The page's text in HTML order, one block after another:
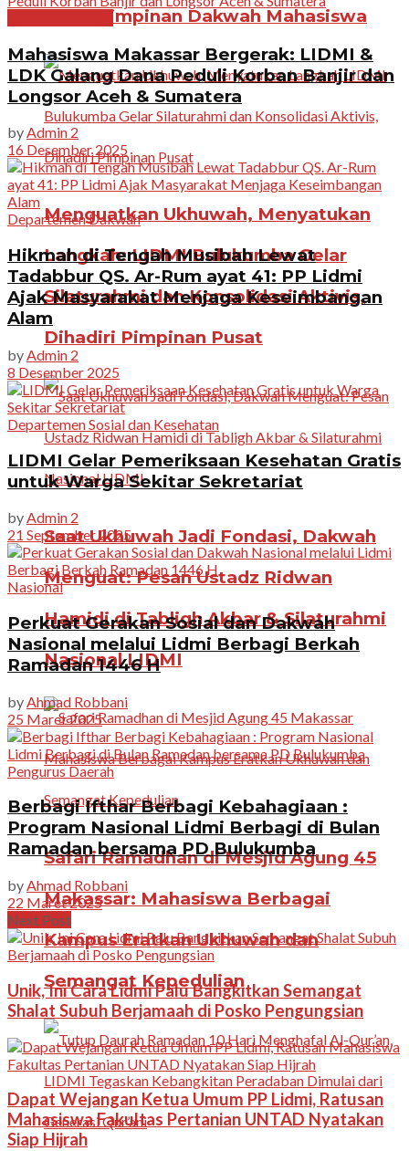
Kepemimpinan Dakwah Mahasiswa
Menguatkan Ukhuwah, Menyatukan
Langkah: LIDMI Bulukumba Gelar
Silaturahmi dan Konsolidasi Aktivis,
Dihadiri Pimpinan Pusat
Saat Ukhuwah Jadi Fondasi, Dakwah
Menguat: Pesan Ustadz Ridwan
Hamidi di Tabligh Akbar & Silaturahmi
Nasional LIDMI
Safari Ramadhan di Mesjid Agung 45
Makassar: Mahasiswa Berbagai
Kampus Eratkan Ukhuwah dan
Semangat Kepedulian
Mahasiswa Makassar Bergerak: LIDMI &
LDK Galang Dana Peduli Korban Banjir dan
Longsor Aceh & Sumatera
byAdmin 2
16 Desember 2025
Departemen Dakwah
Hikmah di Tengah Musibah Lewat
Tadabbur QS. Ar-Rum ayat 41: PP Lidmi
Ajak Masyarakat Menjaga Keseimbangan
Alam
by Admin 2
8 Desember 2025
Departemen Sosial dan Kesehatan
LIDMI Gelar Pemeriksaan Kesehatan Gratis
untuk Warga Sekitar Sekretariat
byAdmin 2
21 September 2025
Nasional
Perkuat Gerakan Sosial dan Dakwah
Nasional melalui Lidmi Berbagi Berkah
Ramadan 1446 H
by Ahmad Robbani
25 Maret 2025
Pengurus Daerah
Berbagi Ifthar Berbagi Kebahagiaan :
Program Nasional Lidmi Berbagi di Bulan
Ramadan bersama PD Bulukumba
byAhmad Robbani
22 Maret 2025
Next Post
Unik, Ini Cara Lidmi Palu Bangkitkan Semangat
Shalat Subuh Berjamaah di Posko Pengungsian
Dapat Wejangan Ketua Umum PP Lidmi, Ratusan
Mahasiswa Fakultas Pertanian UNTAD Nyatakan
Siap Hijrah